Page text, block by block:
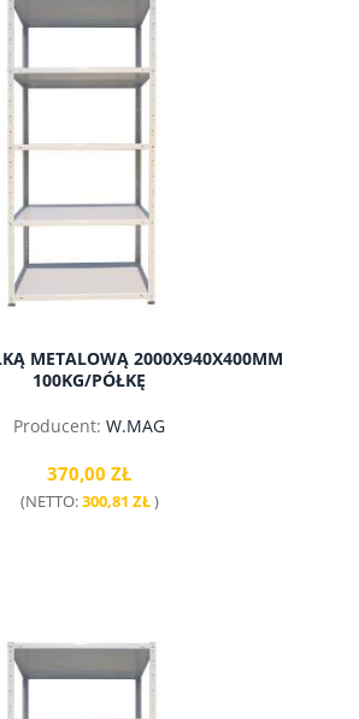
do koszyka
METALOWĄ 2000X940X400MM
100KG/PÓŁKĘ
Producent: W.MAG
370,00 ZŁ
(NETTO:300,81 ZŁ)
do koszyka